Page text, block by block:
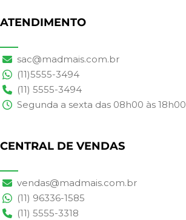
ATENDIMENTO
sac@madmais.com.br
(11)5555-3494
(11) 5555-3494
Segunda a sexta das 08h00 às 18h00
CENTRAL DE VENDAS
vendas@madmais.com.br
(11) 96336-1585
(11) 5555-3318